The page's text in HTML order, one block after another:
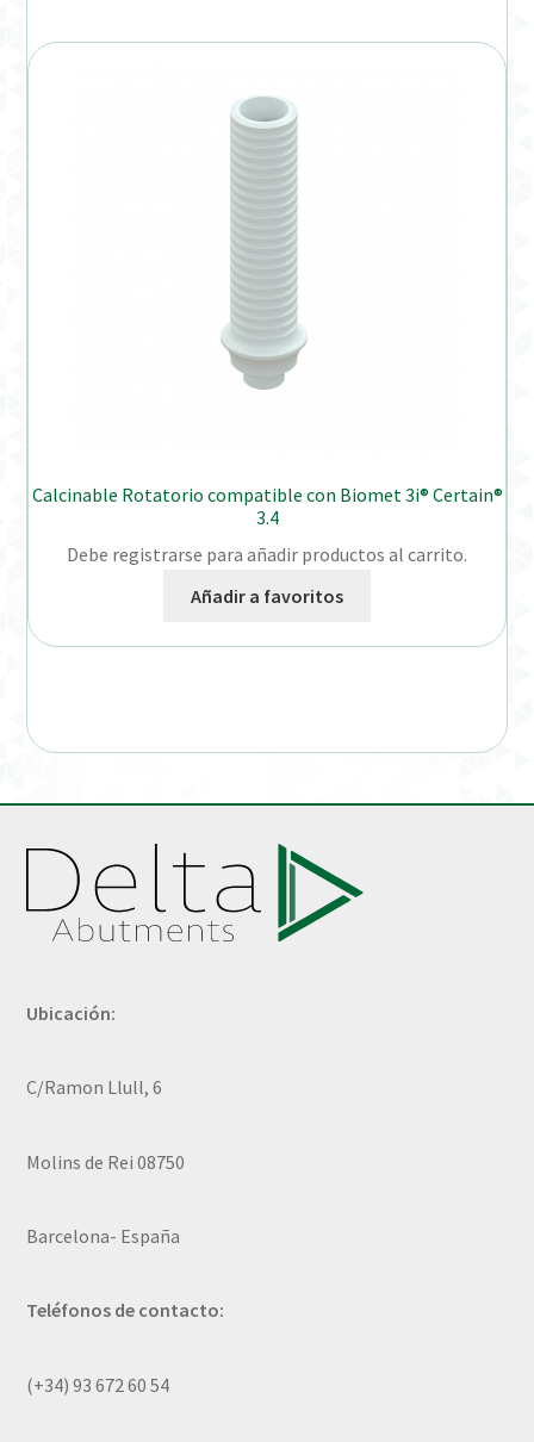
Calcinable Rotatorio compatible con Biomet 3i® Certain®
3.4
Debe registrarse para añadir productos al carrito.
Añadir a favoritos
Ubicación:
C/Ramon Llull, 6
Molins de Rei 08750
Barcelona- España
Teléfonos de contacto:
(+34) 93 672 60 54